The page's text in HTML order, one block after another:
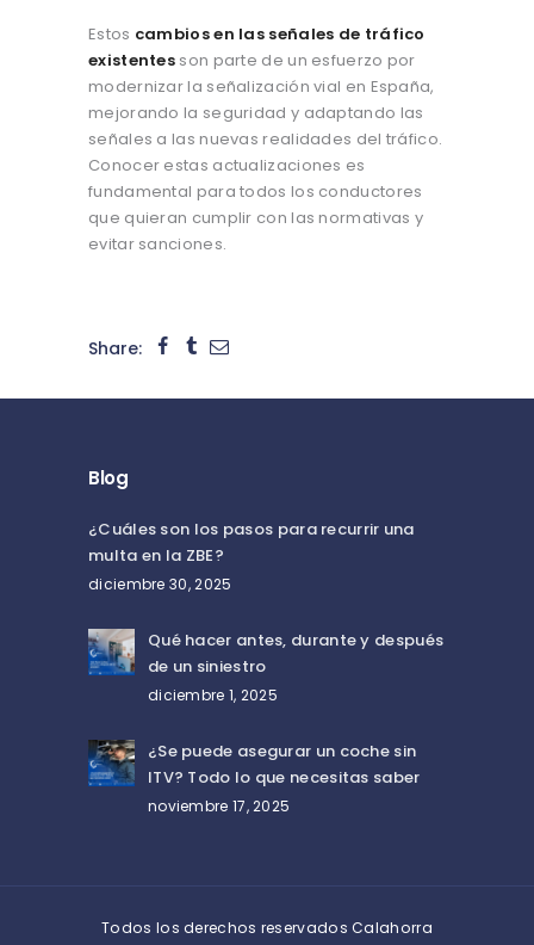
Estos cambios en las señales de tráfico
existentes son parte de un esfuerzo por
modernizar la señalización vial en España,
mejorando la seguridad y adaptando las
señales a las nuevas realidades del tráfico.
Conocer estas actualizaciones es
fundamental para todos los conductores
que quieran cumplir con las normativas y
evitar sanciones.
Share:
Blog
¿Cuáles son los pasos para recurrir una
multa en la ZBE?
diciembre 30, 2025
Qué hacer antes, durante y después
de un siniestro
diciembre 1, 2025
¿Se puede asegurar un coche sin
ITV? Todo lo que necesitas saber
noviembre 17, 2025
Todos los derechos reservados Calahorra